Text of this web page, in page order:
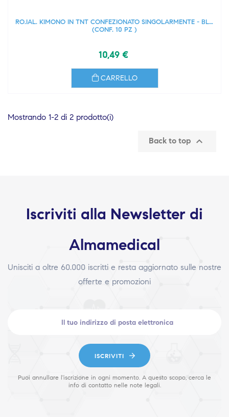
RO.IAL. KIMONO IN TNT CONFEZIONATO SINGOLARMENTE - BLU
(CONF. 10 PZ )
10,49 €
CARRELLO
Mostrando 1-2 di 2 prodotto(i)
Back to top 
Iscriviti alla Newsletter di
Almamedical
Unisciti a oltre 60.000 iscritti e resta aggiornato sulle nostre
offerte e promozioni
ISCRIVITI
Puoi annullare l'iscrizione in ogni momento. A questo scopo, cerca le
info di contatto nelle note legali.